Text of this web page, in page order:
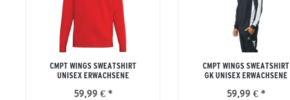
CMPT WINGS SWEATSHIRT
UNISEX ERWACHSENE
59,99 € *
CMPT WINGS SWEATSHIRT
GK UNISEX ERWACHSENE
59,99 € *